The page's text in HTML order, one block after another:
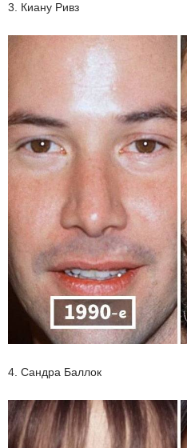
3. Киану Ривз
4. Сандра Баллок